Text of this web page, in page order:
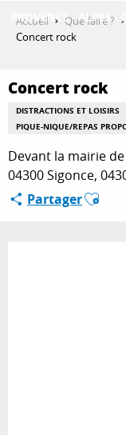
QUE
Accueil Que faire ?
Concert rock
Concert rock
DISTRACTIONS ET LOISIRS
PIQUE-NIQUE/REPAS
Devant la mairie
04300 Sigonce,
Partager